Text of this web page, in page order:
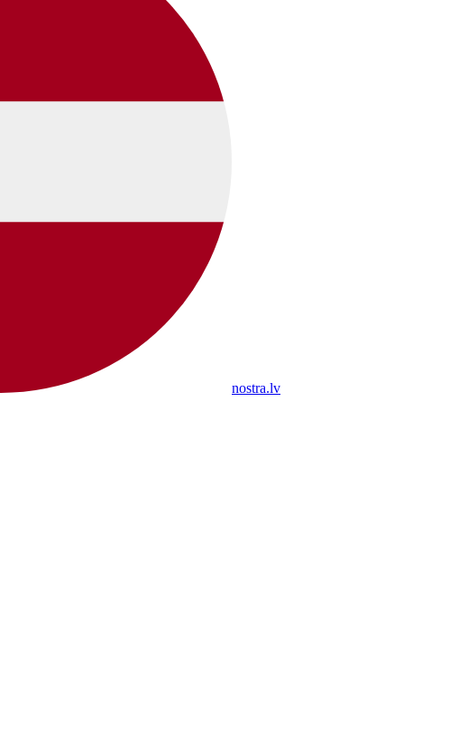
nostra.lv